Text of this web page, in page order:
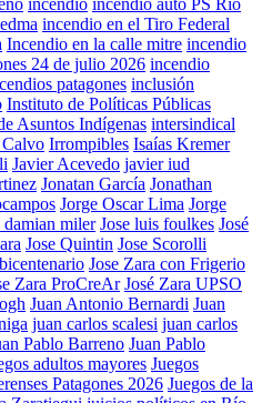
incendio incendio auto PS Río
incendio en el Tiro Federal
Incendio en la calle mitre incendio
24 de julio 2026 incendio
patagones inclusión
Instituto de Políticas Públicas
Asuntos Indígenas intersindical
Irrompibles Isaías Kremer
Javier Acevedo javier iud
Jonatan García Jonathan
Jorge Oscar Lima Jorge
miler Jose luis foulkes José
Jose Quintin Jose Scorolli
Jose Zara con Frigerio
Zara ProCreAr José Zara UPSO
Juan Antonio Bernardi Juan
juan carlos scalesi juan carlos
Pablo Barreno Juan Pablo
adultos mayores Juegos
Patagones 2026 Juegos de la